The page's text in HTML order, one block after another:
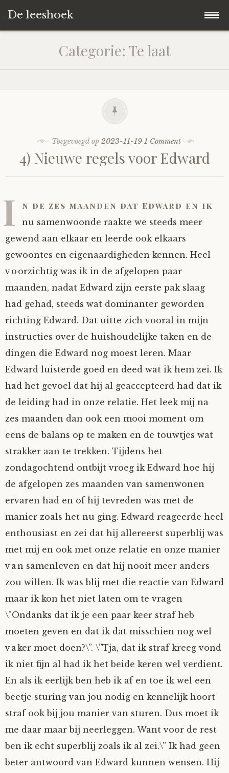
De leeshoek
content
Hoofdpagina
Het Biechthokje
Adventskalenders
Posities
Spelletjes
Het hele archief
Verhalen
Verhalen van De Leeshoek
aube
Ben Hands-on
Bill-A-Cook
Björn
Clarity
Diderod
Faith
Fioontje
Gralin
Henricus
Juliette Stark
Kersje
Lani
Nyncke
Rozemarijn
SirTeddy
Verhalen van Anne en Bill
Anne
Bill
Interactieve verhalen
Mijn Account
Categorie: Te laat
Toegevoegd op 2023-11-19 1 Comment
4) Nieuwe regels voor Edward
I n de zes maanden dat Edward en ik
nu samenwoonde raakte we steeds meer
gewend aan elkaar en leerde ook elkaars
gewoontes en eigenaardigheden kennen. Heel
voorzichtig was ik in de afgelopen paar
maanden, nadat Edward zijn eerste pak slaag
had gehad, steeds wat dominanter geworden
richting Edward. Dat uitte zich vooral in mijn
instructies over de huishoudelijke taken en de
dingen die Edward nog moest leren. Maar
Edward luisterde goed en deed wat ik hem zei. Ik
had het gevoel dat hij al geaccepteerd had dat ik
de leiding had in onze relatie. Het leek mij na
zes maanden dan ook een mooi moment om
eens de balans op te maken en de touwtjes wat
strakker aan te trekken. Tijdens het
zondagochtend ontbijt vroeg ik Edward hoe hij
de afgelopen zes maanden van samenwonen
ervaren had en of hij tevreden was met de
manier zoals het nu ging. Edward reageerde heel
enthousiast en zei dat hij allereerst superblij was
met mij en ook met onze relatie en onze manier
van samenleven en dat hij nooit meer anders
zou willen. Ik was blij met die reactie van Edward
maar ik kon het niet laten om te vragen
\”Ondanks dat ik je een paar keer straf heb
moeten geven en dat ik dat misschien nog wel
vaker moet doen?\”. \”Tja, dat ik straf kreeg vond
ik niet fijn al had ik het beide keren wel verdient.
En als ik eerlijk ben heb ik af en toe ik wel een
beetje sturing van jou nodig en kennelijk hoort
straf ook bij jou manier van sturen. Dus moet ik
me daar maar bij neerleggen. Want voor de rest
ben ik echt superblij zoals ik al zei.\” Ik had geen
beter antwoord van Edward kunnen wensen. Hij